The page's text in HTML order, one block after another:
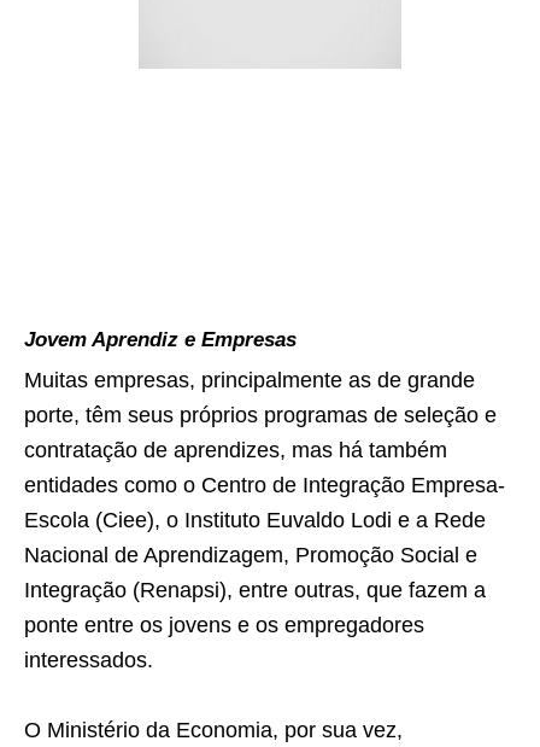
Jovem Aprendiz e Empresas
Muitas empresas, principalmente as de grande
porte, têm seus próprios programas de seleção e
contratação de aprendizes, mas há também
entidades como o Centro de Integração Empresa-
Escola (Ciee), o Instituto Euvaldo Lodi e a Rede
Nacional de Aprendizagem, Promoção Social e
Integração (Renapsi), entre outras, que fazem a
ponte entre os jovens e os empregadores
interessados.
O Ministério da Economia, por sua vez,